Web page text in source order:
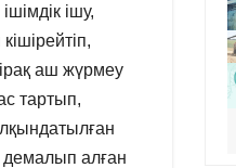
ішу,
аш жүрмеу
тартып,
демалып алған